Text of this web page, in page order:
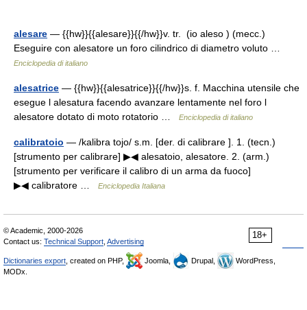
alesare — {{hw}}{{alesare}}{{/hw}}v. tr. (io aleso ) (mecc.)
Eseguire con alesatore un foro cilindrico di diametro voluto …
Enciclopedia di italiano
alesatrice — {{hw}}{{alesatrice}}{{/hw}}s. f. Macchina utensile che
esegue l alesatura facendo avanzare lentamente nel foro l
alesatore dotato di moto rotatorio …
Enciclopedia di italiano
calibratoio — /kalibra tojo/ s.m. [der. di calibrare ]. 1. (tecn.)
[strumento per calibrare] ▶◀ alesatoio, alesatore. 2. (arm.)
[strumento per verificare il calibro di un arma da fuoco]
▶◀ calibratore …
Enciclopedia Italiana
18+
© Academic, 2000-2026
Contact us: Technical Support Advertising
Dictionaries export , created on PHP, Joomla, Drupal,
WordPress,
MODx.